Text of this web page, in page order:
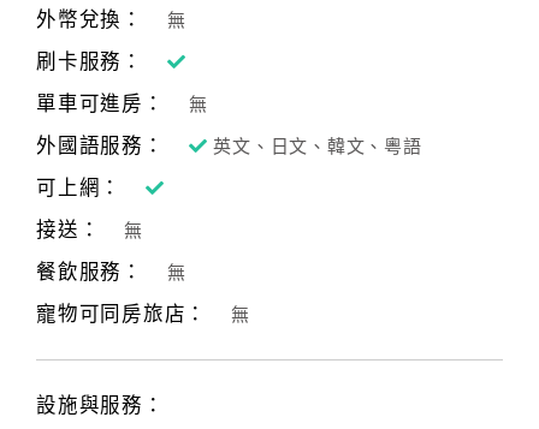
外幣兌換： 無
刷卡服務：
單車可進房：
無
外國語服務： 英文、日文、韓文、粵語
可上網：
接送：
無
餐飲服務： 無
寵物可同房旅店： 無
設施與服務：